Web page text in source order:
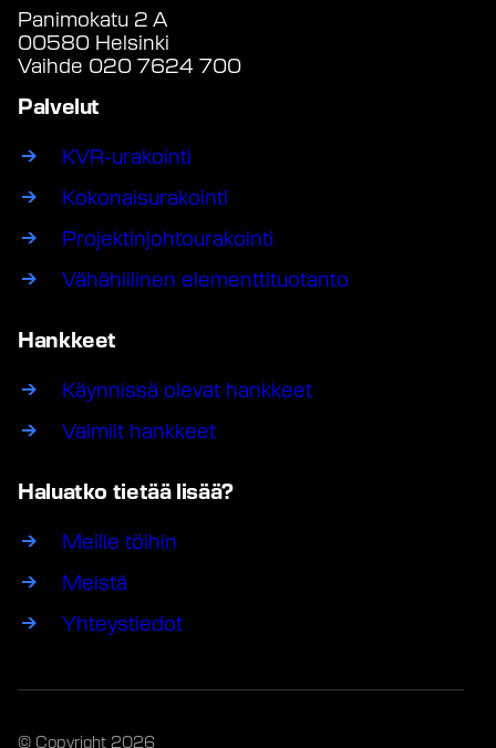
Panimokatu 2 A
00580 Helsinki
Vaihde 020 7624 700
Palvelut
KVR-urakointi
Kokonaisurakointi
Projektinjohtourakointi
Vähähiilinen elementtituotanto
Hankkeet
Käynnissä olevat hankkeet
Valmiit hankkeet
Haluatko tietää lisää?
Meille töihin
Meistä
Yhteystiedot
© Copyright 2026